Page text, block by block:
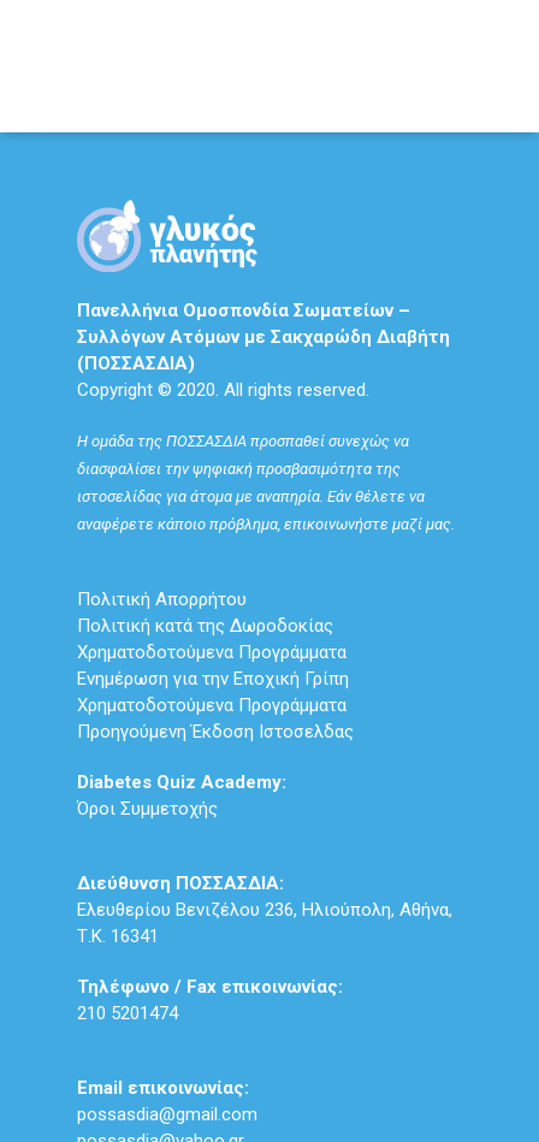
Πανελλήνια Ομοσπονδία Σωματείων –
Συλλόγων Ατόμων με Σακχαρώδη Διαβήτη
(ΠΟΣΣΑΣΔΙΑ)
Copyright © 2020. All rights reserved.
Η ομάδα της ΠΟΣΣΑΣΔΙΑ προσπαθεί συνεχώς να
διασφαλίσει την ψηφιακή προσβασιμότητα της
ιστοσελίδας για άτομα με αναπηρία. Εάν θέλετε να
αναφέρετε κάποιο πρόβλημα, επικοινωνήστε μαζί μας.
Πολιτική Απορρήτου
Πολιτική κατά της Δωροδοκίας
Χρηματοδοτούμενα Προγράμματα
Ενημέρωση για την Εποχική Γρίπη
Χρηματοδοτούμενα Προγράμματα
Προηγούμενη Έκδοση Ιστοσελδας
Diabetes Quiz Academy:
Όροι Συμμετοχής
Διεύθυνση ΠΟΣΣΑΣΔΙΑ:
Ελευθερίου Βενιζέλου 236, Ηλιούπολη, Αθήνα,
Τ.Κ. 16341
Τηλέφωνο / Fax επικοινωνίας:
210 5201474
Email επικοινωνίας:
possasdia@gmail.com